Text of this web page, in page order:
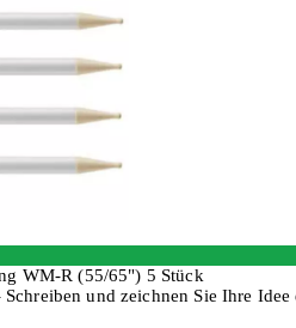
WM-R (55/65") 5 Stück
und zeichnen Sie Ihre Idee